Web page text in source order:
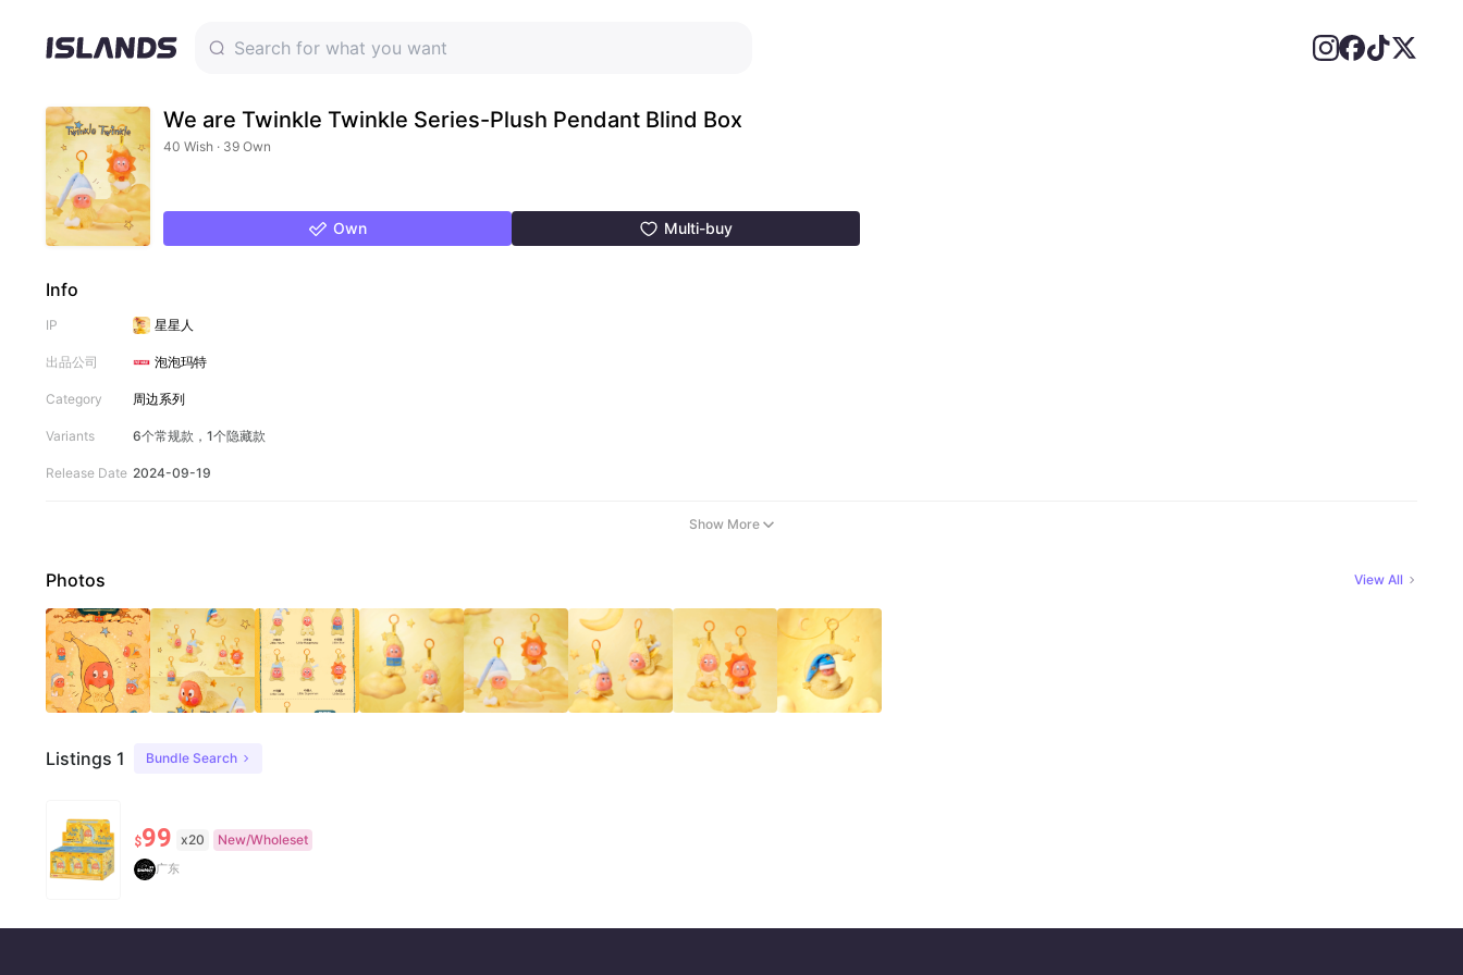
We are Twinkle Twinkle Series-Plush Pendant Blind Box
40 Wish · 39 Own
Own Multi-buy
Info
IP 星星人
出品公司 泡泡玛特
Category 周边系列
Variants 6个常规款，1个隐藏款
Release Date 2024-09-19
Show More
Photos View All
Listings 1 Bundle Search
$99 x20 New/Wholeset
广东